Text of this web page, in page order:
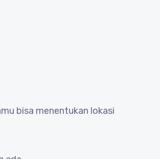
bisa menentukan lokasi